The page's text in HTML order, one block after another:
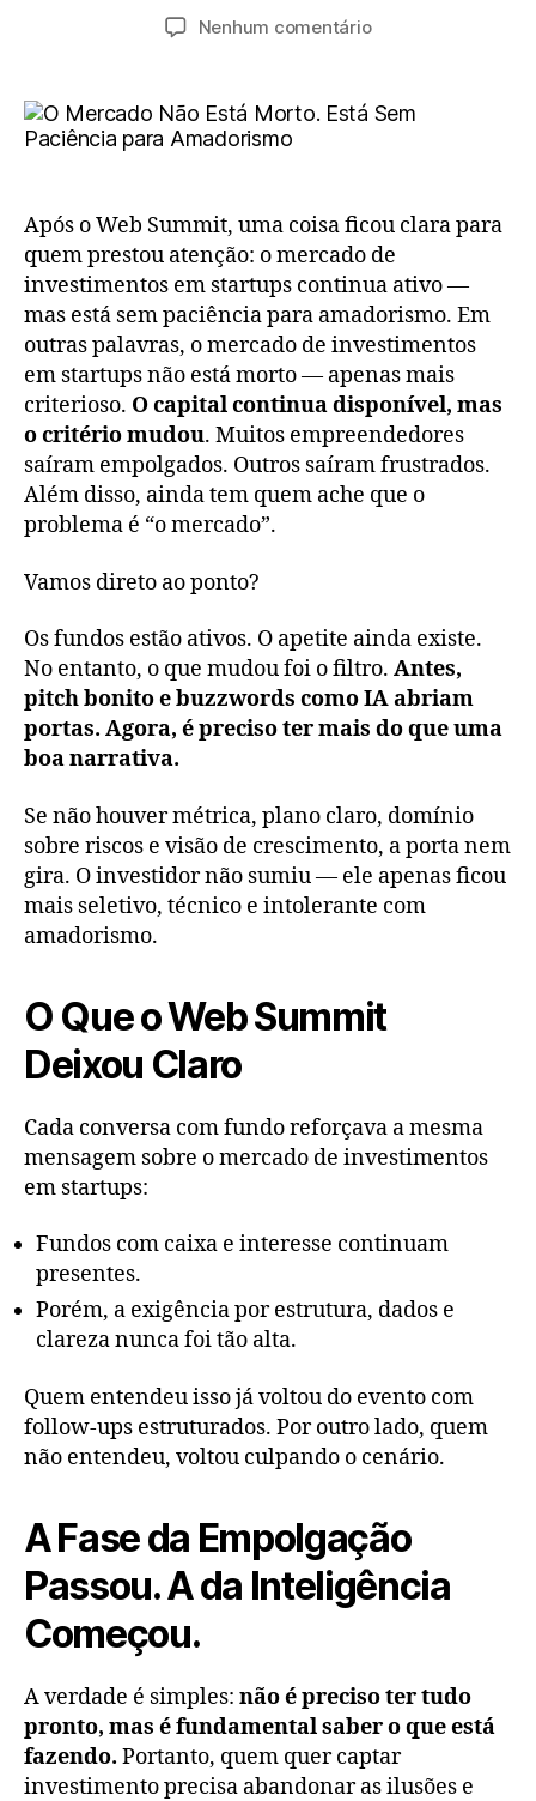
Nenhum comentário
Após o Web Summit, uma coisa ficou clara para
quem prestou atenção: o mercado de
investimentos em startups continua ativo —
mas está sem paciência para amadorismo. Em
outras palavras, o mercado de investimentos
em startups não está morto — apenas mais
criterioso. O capital continua disponível, mas
o critério mudou. Muitos empreendedores
saíram empolgados. Outros saíram frustrados.
Além disso, ainda tem quem ache que o
problema é “o mercado”.
Vamos direto ao ponto?
Os fundos estão ativos. O apetite ainda existe.
No entanto, o que mudou foi o filtro. Antes,
pitch bonito e buzzwords como IA abriam
portas. Agora, é preciso ter mais do que uma
boa narrativa.
Se não houver métrica, plano claro, domínio
sobre riscos e visão de crescimento, a porta nem
gira. O investidor não sumiu — ele apenas ficou
mais seletivo, técnico e intolerante com
amadorismo.
O Que o Web Summit
Deixou Claro
Cada conversa com fundo reforçava a mesma
mensagem sobre o mercado de investimentos
em startups:
Fundos com caixa e interesse continuam
presentes.
Porém, a exigência por estrutura, dados e
clareza nunca foi tão alta.
Quem entendeu isso já voltou do evento com
follow-ups estruturados. Por outro lado, quem
não entendeu, voltou culpando o cenário.
A Fase da Empolgação
Passou. A da Inteligência
Começou.
A verdade é simples: não é preciso ter tudo
pronto, mas é fundamental saber o que está
fazendo. Portanto, quem quer captar
investimento precisa abandonar as ilusões e